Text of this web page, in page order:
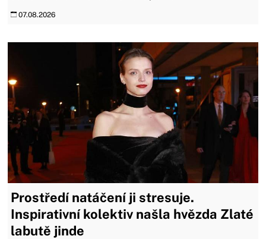
07.08.2026
Prostředí natáčení ji stresuje.
Inspirativní kolektiv našla hvězda Zlaté
labutě jinde